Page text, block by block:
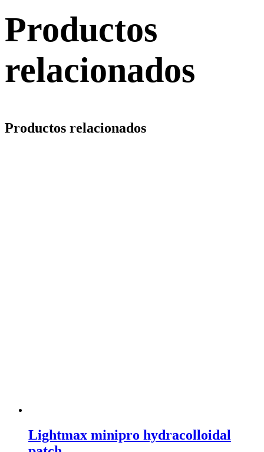
Productos
relacionados
Productos relacionados
Lightmax minipro hydracolloidal